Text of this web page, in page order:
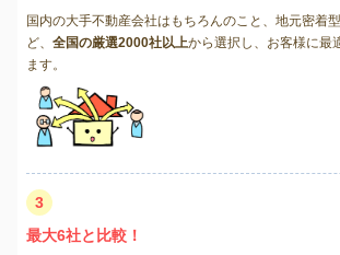
国内の大手不動産会社はもちろんのこと、地元密着
ど、 全国の厳選2000社以上から選択し、お客様に最
ます。
3
最大6社と比較！